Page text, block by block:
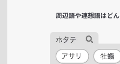
周辺語や連想語はど